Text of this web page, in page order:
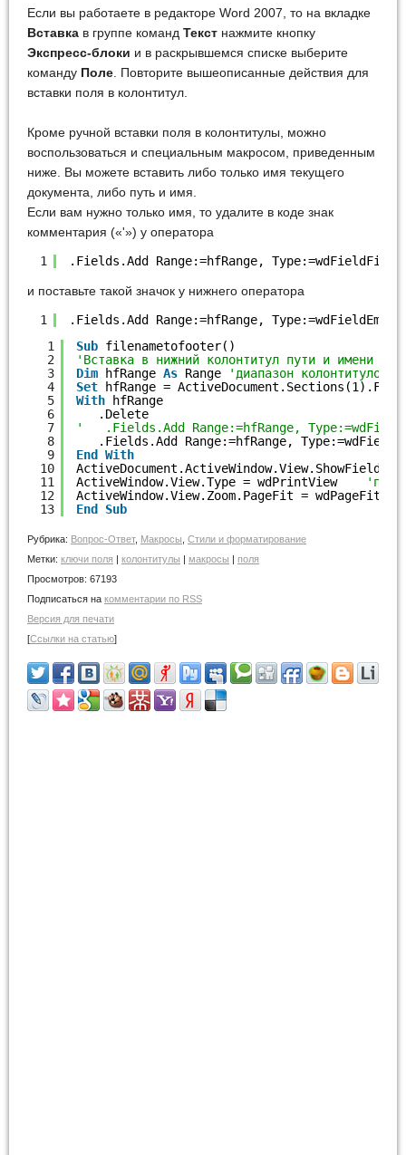
Если вы работаете в редакторе Word 2007, то на вкладке
Вставка в группе команд Текст нажмите кнопку
Экспресс-блоки и в раскрывшемся списке выберите
команду Поле . Повторите вышеописанные действия для
вставки поля в колонтитул.
Кроме ручной вставки поля в колонтитулы, можно
воспользоваться и специальным макросом, приведенным
ниже. Вы можете вставить либо только имя текущего
документа, либо путь и имя.
Если вам нужно только имя, то удалите в коде знак
комментария («'») у оператора
1
.Fields.Add Range:=hfRange,
и поставьте такой значок у нижнего оператора
1
.Fields.Add Range:=hfRange,
1
2
3
4
5
6
7
8
9
10
11
12
13
Sub filenametofooter()
'Вставка в нижний колонтитул пути и имени
Dim
hfRange As Range
'диапазон колонтитулов
Set
hfRange =
With
hfRange
.Delete
'   .Fields.Add Range:=hfRange,
.Fields.Add Range:=hfRange,
End
With
ActiveWindow.View.Type = wdPrintView
ActiveWindow.View.Zoom.PageFit =
End
Sub
Рубрика: Вопрос-Ответ, Макросы Стили и форматирование
Метки: ключи поля | колонтитулы | макросы | поля
Просмотров: 67193
Подписаться на комментарии по RSS
Версия для печати
[Ссылки на статью]